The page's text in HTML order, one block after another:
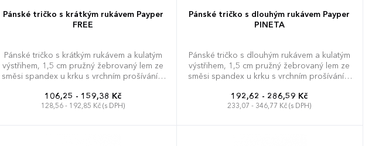
Pánské tričko s krátkým rukávem Payper
FREE
Pánské tričko s krátkým rukávem a kulatým
výstřihem, 1,5 cm pružný žebrovaný lem ze
směsi spandex u krku s vrchním prošíváním
ramene k rameni, pružné švy, postranní
sešití. Neutrální bez etikety
106,25 - 159,38 Kč
128,56 - 192,85 Kč (s DPH)
Pánské tričko s dlouhým rukávem Payper
PINETA
Pánské tričko s dlouhým rukávem a kulatým
výstřihem, 1,5 cm pružný žebrovaný lem ze
směsi spandex u krku s vrchním prošíváním
vyztužovací páska od ramene k rameni
viditelná na límečku, pružné švy, postranní
192,62 - 286,59 Kč
233,07 - 346,77 Kč (s DPH)